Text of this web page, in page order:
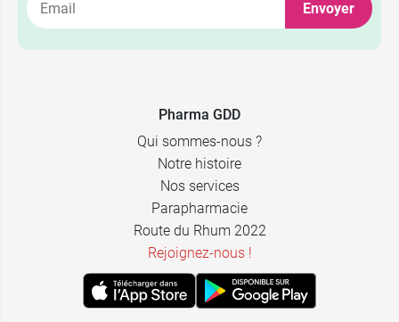
Envoyer
Pharma GDD
Qui sommes-nous ?
Notre histoire
Nos services
Parapharmacie
Route du Rhum 2022
Rejoignez-nous !